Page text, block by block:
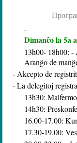
Dimanĉo la 5a
13h00- 18h00:
Aranĝo de
- Akcepto de
-La delegitoj
13h30:
14h30:
16.00-17.00:
17.30-19.00: